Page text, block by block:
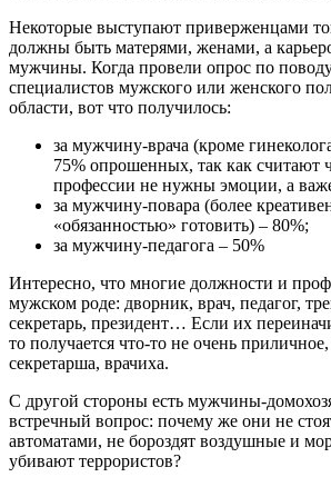
Некоторые выступают приверженцами
должны быть матерями, женами, а
мужчины. Когда провели опрос по
специалистов мужского или женского
области, вот что получилось:
за мужчину-врача (кроме
75% опрошенных, так как считают
профессии не нужны эмоции, а
за мужчину-повара (более
«обязанностью» готовить) – 80%;
за мужчину-педагога – 50%
Интересно, что многие должности и
мужском роде: дворник, врач, педагог,
секретарь, президент… Если их
то получается что-то не очень
секретарша, врачиха.
С другой стороны есть мужчины-
встречный вопрос: почему же они не
автоматами, не бороздят воздушные и
убивают террористов?